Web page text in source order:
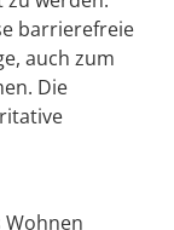
barrierefreie
auch zum
Die
Wohnen